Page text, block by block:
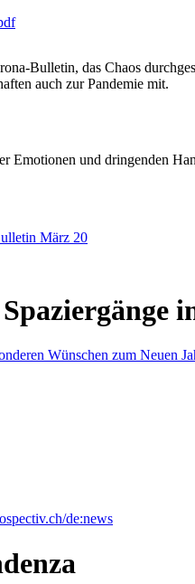
Bulletin, das Chaos
auch zur Pandemie mit.
und dringenden
März 20
Wünschen zum Neuen
de:news